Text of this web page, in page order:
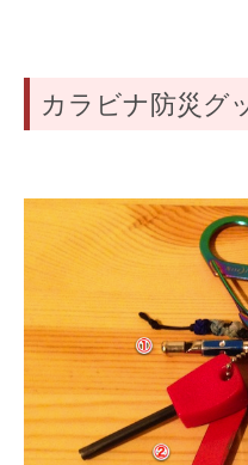
カラビナ防災グ